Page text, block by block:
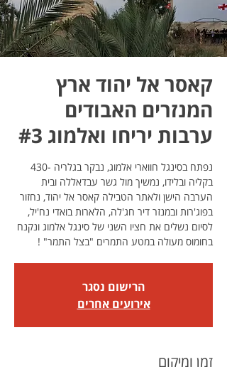
קאסר אל יהוד ארץ
המנזרים האבודים
ערבות יריחו ואלמוג #3
נפתח בסינגל חווארי אלמוג, נבקר בגלריה -430
בקליה ובלידו, נמשיך מול גשר עבדאללה ובית
הערבה הישן ולאתר הטבילה קאסר אל יהוד, נחזור
בפוג'רות ובמנזר דיר חג'לה, הלארות בואדי נח'יל,
לסיום נשלים את חציו השני של סינגל אלמוג ונקנח
בחומוס מעולה במטע התמרים "בצל התמר" !
הרישום נסגר
אירועים אחרים
זמן ומיקום